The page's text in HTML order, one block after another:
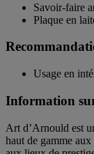
Savoir-faire
Plaque en
Usage en
Information
Art d’Arnould est
haut de gamme